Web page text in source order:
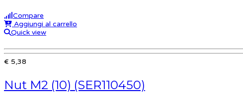
Compare
Aggiungi al carrello
Quick view
€ 5,38
Nut M2 (10) (SER110450)